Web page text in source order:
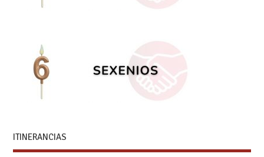
ITINERANCIAS